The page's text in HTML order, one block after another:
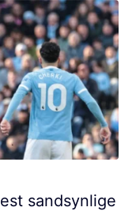
sandsynlige